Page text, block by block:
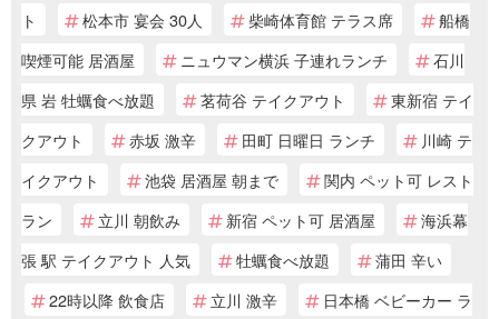
ト
松本市 宴会 30人 柴崎体育館 テラス席
船橋
喫煙可能 居酒屋
ニュウマン横浜 子連れランチ
石川
県 岩 牡蠣食べ放題
茗荷谷 テイクアウト
東新宿 テイ
クアウト
赤坂 激辛 田町 日曜日 ランチ
川崎 テ
イクアウト
池袋 居酒屋 朝まで
関内 ペット可 レスト
ラン
立川 朝飲み 新宿 ペット可 居酒屋
海浜幕
張 駅 テイクアウト 人気
牡蠣食べ放題
蒲田 辛い
22時以降 飲食店
立川 激辛 日本橋 ベビーカー ラ